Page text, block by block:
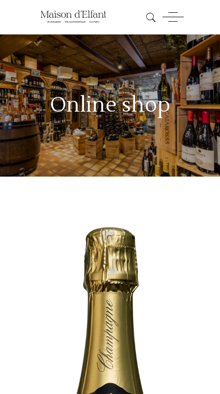
Online shop